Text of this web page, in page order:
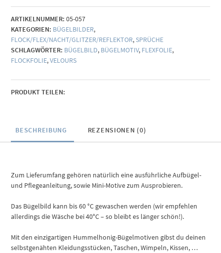
Menge
ARTIKELNUMMER: 05-057
KATEGORIEN: BÜGELBILDER,
FLOCK/FLEX/NACHT/GLITZER/REFLEKTOR, SPRÜCHE
SCHLAGWÖRTER: BÜGELBILD, BÜGELMOTIV, FLEXFOLIE,
FLOCKFOLIE,VELOURS
PRODUKT TEILEN:
BESCHREIBUNG REZENSIONEN (0)
Zum Lieferumfang gehören natürlich eine ausführliche Aufbügel-
und Pflegeanleitung, sowie Mini-Motive zum Ausprobieren.
Das Bügelbild kann bis 60 °C gewaschen werden (wir empfehlen
allerdings die Wäsche bei 40°C – so bleibt es länger schön!).
Mit den einzigartigen Hummelhonig-Bügelmotiven gibst du deinen
selbstgenähten Kleidungsstücken, Taschen, Wimpeln, Kissen, …